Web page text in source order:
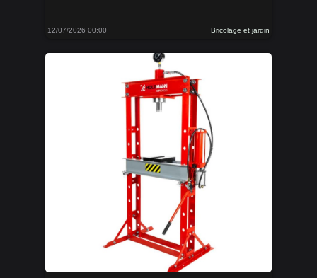
12/07/2026 00:00 Bricolage et jardin